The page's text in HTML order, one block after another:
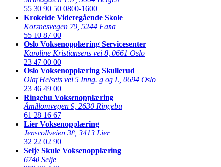
55 30 90 50 0800-1600
Krokeide Videregående Skole
Korsnesvegen 70 5244 Fana
55 10 87 00
Oslo Voksenopplæring Servicesenter
Karoline Kristiansens vei 8 0661 Oslo
23 47 00 00
Oslo Voksenopplæring Skullerud
Olaf Helsets vei 5 Inng. g og L 0694 Oslo
23 46 49 00
Ringebu Voksenopplæring
Åmillomvegen 9 2630 Ringebu
61 28 16 67
Lier Voksenopplæring
Jensvollveien 38 3413 Lier
32 22 02 90
Selje Skule Voksenopplæring
6740 Selje